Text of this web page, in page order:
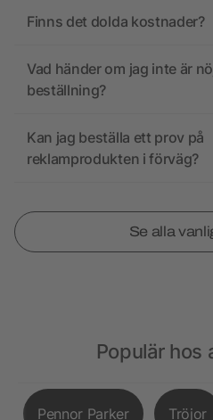
Finns det dolda kostnader?
Vad händer om jag inte är
beställning?
Kan jag beställa ett prov på
reklamprodukten i förväg?
Se alla
Populär hos
Pennor Parker Tröjor